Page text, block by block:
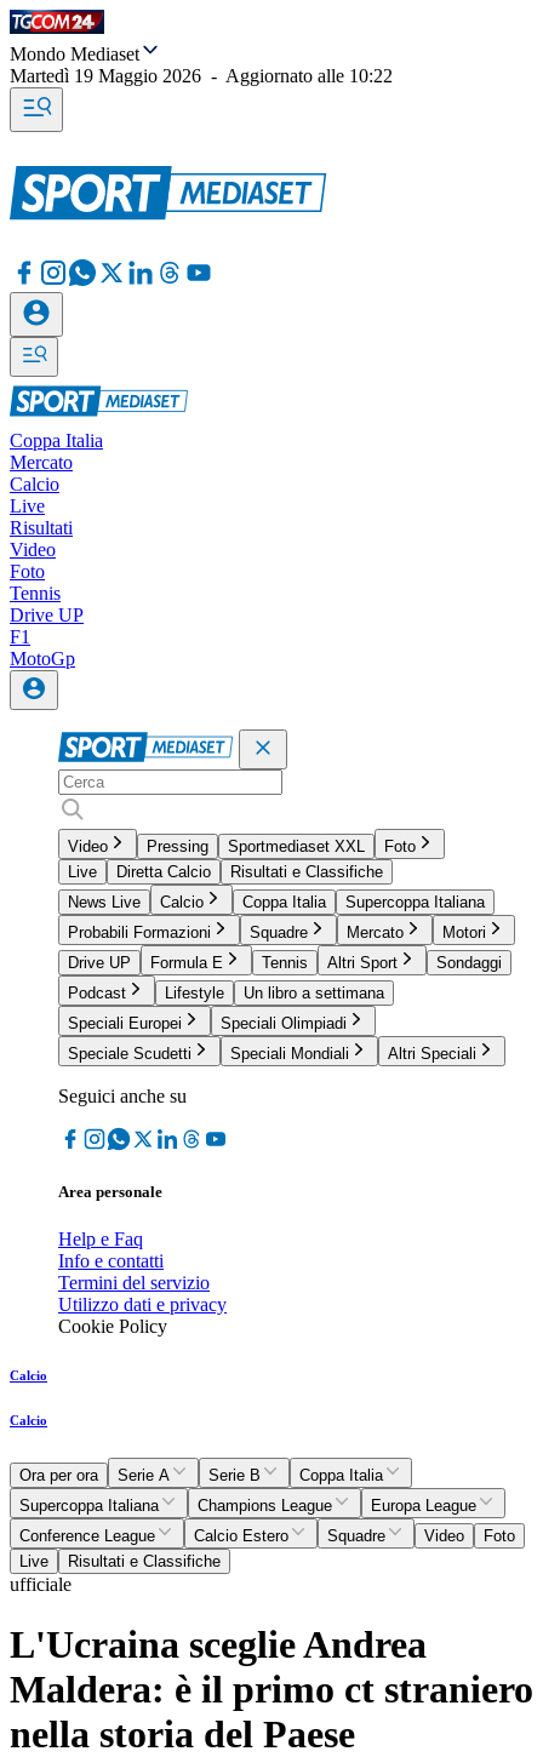
Mondo Mediaset
Martedì 19 Maggio 2026 - Aggiornato alle 10:22
Coppa Italia
Mercato
Calcio
Live
Risultati
Video
Foto
Tennis
Drive UP
F1
MotoGp
Video Pressing Sportmediaset XXL
Foto
Live
Diretta Calcio
Risultati e Classifiche
News Live
Calcio Coppa Italia
Supercoppa Italiana
Probabili Formazioni
Squadre Mercato
Motori
Drive UP
Formula E Tennis Altri Sport
Sondaggi
Podcast
Lifestyle
Un libro a settimana
Speciali Europei
Speciali Olimpiadi
Speciale Scudetti
Speciali Mondiali Altri Speciali
Seguici anche su
Area personale
Help e Faq
Info e contatti
Termini del servizio
Utilizzo dati e privacy
Cookie Policy
Calcio
Calcio
Ora per ora Serie A Serie B
Coppa Italia
Supercoppa Italiana
Champions League
Europa League
Conference League
Calcio Estero Squadre Video
Foto
Live
Risultati e Classifiche
ufficiale
L'Ucraina sceglie Andrea
Maldera: è il primo ct straniero
nella storia del Paese